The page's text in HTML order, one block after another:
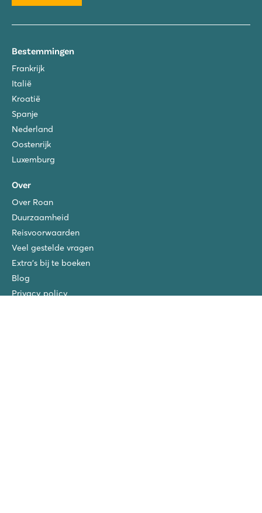
Bestemmingen
Frankrijk
Italië
Kroatië
Spanje
Nederland
Oostenrijk
Luxemburg
Over
Over Roan
Duurzaamheid
Reisvoorwaarden
Veel gestelde vragen
Extra's bij te boeken
Blog
Privacy policy